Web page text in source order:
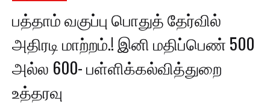
பத்தாம் வகுப்பு பொதுத் தேர்வில்
அதிரடி மாற்றம்.! இனி மதிப்பெண் 500
அல்ல 600- பள்ளிக்கல்வித்துறை
உத்தரவு